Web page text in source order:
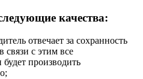
качества:
отвечает за сохранность
связи с этим все
производить